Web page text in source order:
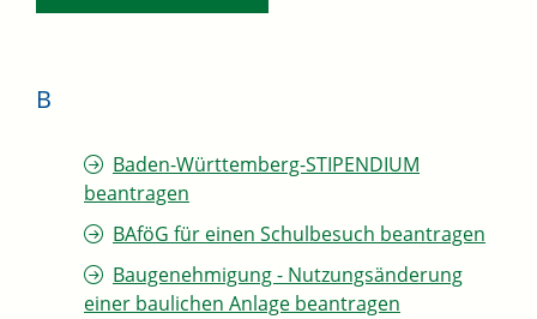
B
Baden-Württemberg-STIPENDIUM
beantragen
BAföG für einen Schulbesuch beantragen
Baugenehmigung - Nutzungsänderung
einer baulichen Anlage beantragen